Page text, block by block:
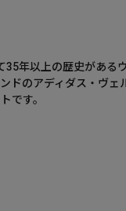
年以上の歴史がある
ドのアディダス・ヴ
です。